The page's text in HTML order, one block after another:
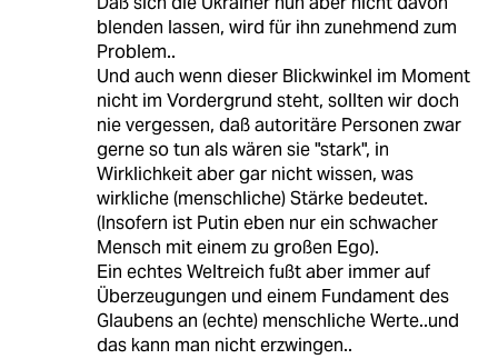
blenden lassen, wird für ihn zunehmend zum
Problem..
Und auch wenn dieser Blickwinkel im Moment
nicht im Vordergrund steht, sollten wir doch
nie vergessen, daß autoritäre Personen zwar
gerne so tun als wären sie "stark", in
Wirklichkeit aber gar nicht wissen, was
wirkliche (menschliche) Stärke bedeutet.
(Insofern ist Putin eben nur ein schwacher
Mensch mit einem zu großen Ego).
Ein echtes Weltreich fußt aber immer auf
Überzeugungen und einem Fundament des
Glaubens an (echte) menschliche Werte..und
das kann man nicht erzwingen..